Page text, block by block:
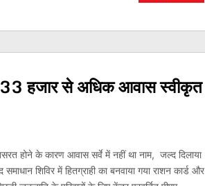
33 हजार से अधिक आवास स्वीकृत
होने के कारण आवास सर्वे में नहीं था नाम, जल्द दिलाया
शिविर में हितग्राही का बनवाया गया राशन कार्ड और